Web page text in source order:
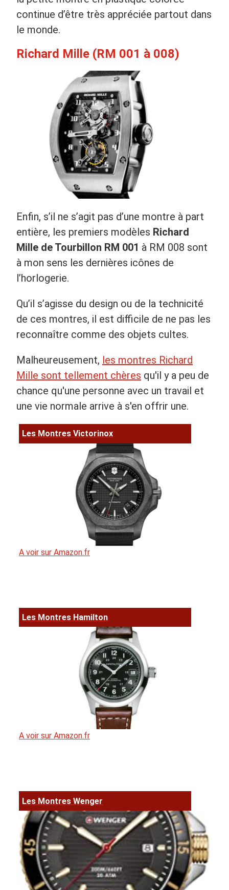
continue d’être très appréciée partout dans
le monde.
Richard Mille (RM 001 à 008)
Enfin, s’il ne s’agit pas d’une montre à part
entière, les premiers modèles Richard
Mille de Tourbillon RM 001 à RM 008 sont
à mon sens les dernières icônes de
l’horlogerie.
Qu’il s’agisse du design ou de la technicité
de ces montres, il est difficile de ne pas les
reconnaître comme des objets cultes.
Malheureusement, les montres Richard
Mille sont tellement chères qu'il y a peu de
chance qu'une personne avec un travail et
une vie normale arrive à s'en offrir une.
Les Montres Victorinox
A voir sur Amazon.fr
Les Montres Hamilton
A voir sur Amazon.fr
Les Montres Wenger